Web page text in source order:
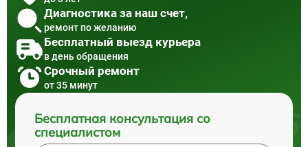
Диагностика за наш счет,
ремонт по желанию
Бесплатный выезд курьера
в день обращения
Срочный ремонт
от 35 минут
Бесплатная консультация со
специалистом